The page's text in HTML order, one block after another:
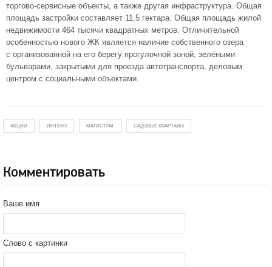
торгово-сервисные объекты, а также другая инфраструктура. Общая
площадь застройки составляет 11,5 гектара. Общая площадь жилой
недвижимости 464 тысячи квадратных метров. Отличительной
особенностью нового ЖК является наличие собственного озера
с организованной на его берегу прогулочной зоной, зелёными
бульварами, закрытыми для проезда автотранспорта, деловым
центром с социальными объектами.
АКЦИИ ИНТЕКО МАГИСТРАТ САДОВЫЕ КВАРТАЛЫ
Комментировать
Ваше имя
Слово с картинки